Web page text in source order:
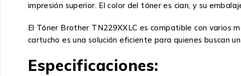
impresión superior. El color del tóner es cian, y su
El Tóner Brother TN229XXLC es compatible con varios
cartucho es una solución eficiente para quienes buscan
Especificaciones: